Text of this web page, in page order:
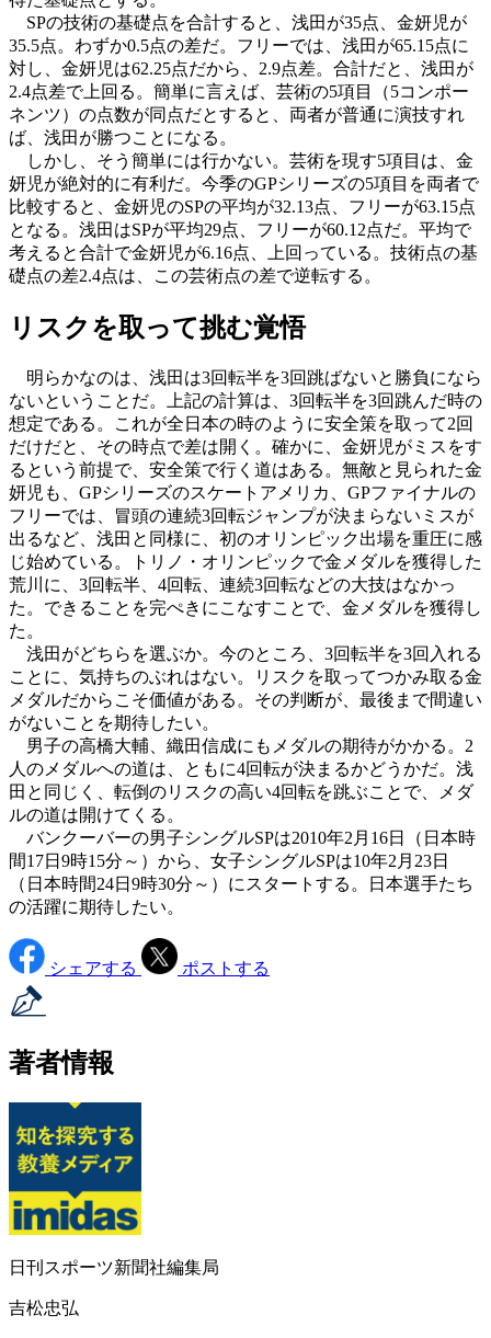
SPの技術の基礎点を合計すると、浅田が35点、金妍児が
35.5点。わずか0.5点の差だ。フリーでは、浅田が65.15点に
対し、金妍児は62.25点だから、2.9点差。合計だと、浅田が
2.4点差で上回る。簡単に言えば、芸術の5項目（5コンポー
ネンツ）の点数が同点だとすると、両者が普通に演技すれ
ば、浅田が勝つことになる。
しかし、そう簡単には行かない。芸術を現す5項目は、金
妍児が絶対的に有利だ。今季のGPシリーズの5項目を両者で
比較すると、金妍児のSPの平均が32.13点、フリーが63.15点
となる。浅田はSPが平均29点、フリーが60.12点だ。平均で
考えると合計で金妍児が6.16点、上回っている。技術点の基
礎点の差2.4点は、この芸術点の差で逆転する。
リスクを取って挑む覚悟
明らかなのは、浅田は3回転半を3回跳ばないと勝負になら
ないということだ。上記の計算は、3回転半を3回跳んだ時の
想定である。これが全日本の時のように安全策を取って2回
だけだと、その時点で差は開く。確かに、金妍児がミスをす
るという前提で、安全策で行く道はある。無敵と見られた金
妍児も、GPシリーズのスケートアメリカ、GPファイナルの
フリーでは、冒頭の連続3回転ジャンプが決まらないミスが
出るなど、浅田と同様に、初のオリンピック出場を重圧に感
じ始めている。トリノ・オリンピックで金メダルを獲得した
荒川に、3回転半、4回転、連続3回転などの大技はなかっ
た。できることを完ぺきにこなすことで、金メダルを獲得し
た。
浅田がどちらを選ぶか。今のところ、3回転半を3回入れる
ことに、気持ちのぶれはない。リスクを取ってつかみ取る金
メダルだからこそ価値がある。その判断が、最後まで間違い
がないことを期待したい。
男子の高橋大輔、織田信成にもメダルの期待がかかる。2
人のメダルへの道は、ともに4回転が決まるかどうかだ。浅
田と同じく、転倒のリスクの高い4回転を跳ぶことで、メダ
ルの道は開けてくる。
バンクーバーの男子シングルSPは2010年2月16日（日本時
間17日9時15分～）から、女子シングルSPは10年2月23日
（日本時間24日9時30分～）にスタートする。日本選手たち
の活躍に期待したい。
シェアする ポストする
著者情報
日刊スポーツ新聞社編集局
吉松忠弘